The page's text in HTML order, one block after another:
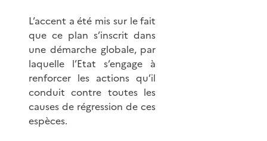
L’accent a été mis sur le fait
que ce plan s’inscrit dans
une démarche globale, par
laquelle l’Etat s’engage à
renforcer les actions qu’il
conduit contre toutes les
causes de régression de ces
espèces.